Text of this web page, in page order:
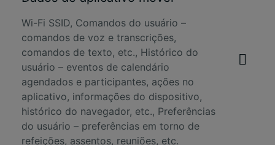
Wi-Fi SSID, Comandos do usuário –
comandos de voz e transcrições,
comandos de texto, etc., Histórico do
usuário – eventos de calendário
agendados e participantes, ações no
aplicativo, informações do dispositivo,
histórico do navegador, etc., Preferências
do usuário – preferências em torno de
refeições, assentos, reuniões, etc.